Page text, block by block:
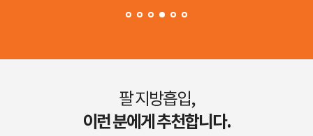
팔 지방흡입,
이런 분에게 추천합니다.